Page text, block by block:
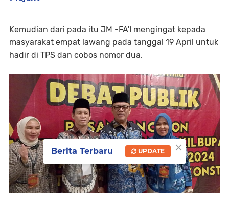
Kemudian dari pada itu JM -FA'I mengingat kepada
masyarakat empat lawang pada tanggal 19 April untuk
hadir di TPS dan cobos nomor dua.
×
Berita Terbaru UPDATE